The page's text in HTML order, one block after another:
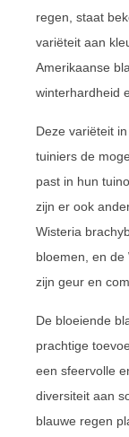
regen, staat
variëteit aan
Amerikaanse
winterhardheid
Deze variëteit
tuiniers de
past in hun
zijn er ook
Wisteria
bloemen, en de
zijn geur en
De bloeiende
prachtige
een sfeervolle
diversiteit aan
blauwe regen